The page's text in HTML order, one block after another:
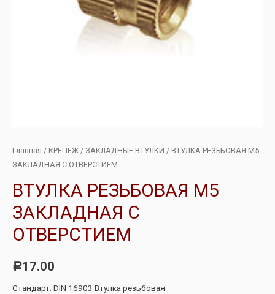
Главная / КРЕПЕЖ / ЗАКЛАДНЫЕ ВТУЛКИ / ВТУЛКА РЕЗЬБОВАЯ М5
ЗАКЛАДНАЯ С ОТВЕРСТИЕМ
ВТУЛКА РЕЗЬБОВАЯ М5
ЗАКЛАДНАЯ С
ОТВЕРСТИЕМ
Р17.00
Стандарт: DIN 16903 Втулка резьбовая.